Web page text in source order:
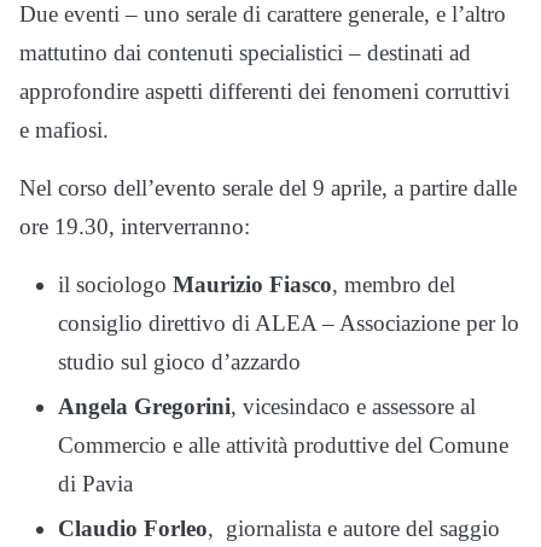
Due eventi – uno serale di carattere generale, e l’altro
mattutino dai contenuti specialistici – destinati ad
approfondire aspetti differenti dei fenomeni corruttivi
e mafiosi.
Nel corso dell’evento serale del 9 aprile, a partire dalle
ore 19.30, interverranno:
il sociologo Maurizio Fiasco, membro del
consiglio direttivo di ALEA – Associazione per lo
studio sul gioco d’azzardo
Angela Gregorini, vicesindaco e assessore al
Commercio e alle attività produttive del Comune
di Pavia
Claudio Forleo, giornalista e autore del saggio